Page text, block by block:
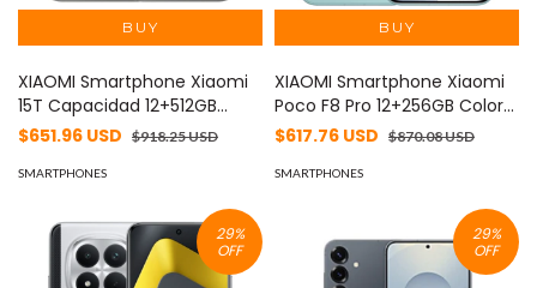
XIAOMI Smartphone Xiaomi
15T Capacidad 12+512GB
Color Gris MOD: XIAOMI-15T-
$651.96 USD $918.25 USD
SMARTPHONES
XIAOMI Smartphone Xiaomi
Poco F8 Pro 12+256GB Color
Azul MOD: POCO F8 PRO-
$617.76 USD $870.08 USD
SMARTPHONES
29%
OFF
29%
OFF